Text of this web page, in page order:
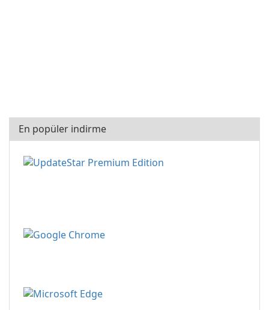
En popüler indirme